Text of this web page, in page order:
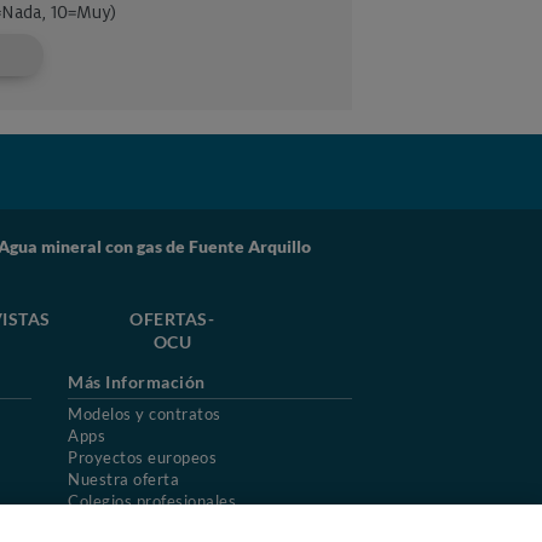
mineral con gas de Fuente Arquillo
OFERTAS-
OCU
Más Información
Modelos y contratos
Apps
Proyectos europeos
Nuestra oferta
Colegios profesionales